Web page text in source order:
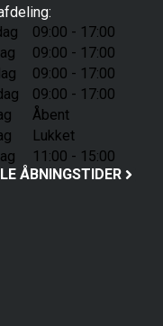
09:00 - 17:00
09:00 - 17:00
09:00 - 17:00
09:00 - 17:00
Åbent
Lukket
11:00 - 15:00
ÅBNINGSTIDER